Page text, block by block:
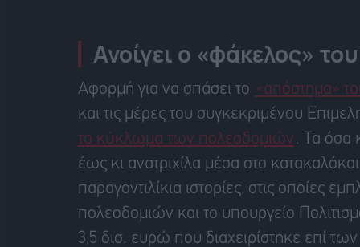
Ανοίγει ο «φάκελος»
Αφορμή για να σπάσει το «απόστημα»
και τις μέρες του συγκεκριμένου
το κύκλωμα των πολεοδομιών
. Τα
έως κι ανατριχίλα μέσα στο
παραγοντιλίκια ιστορίες, στις οποίες
πολεοδομιών και το υπουργείο
3,5 δισ. ευρώ που διαχειρίστηκε επί